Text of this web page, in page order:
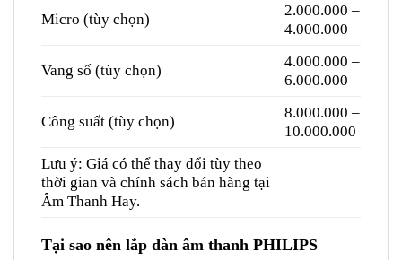
Micro (tùy chọn)
2.000.000 –
4.000.000
Vang số (tùy chọn)
4.000.000 –
6.000.000
Công suất (tùy chọn)
8.000.000 –
10.000.000
Lưu ý: Giá có thể thay đổi tùy theo
thời gian và chính sách bán hàng tại
Âm Thanh Hay.
Tại sao nên lắp dàn âm thanh PHILIPS